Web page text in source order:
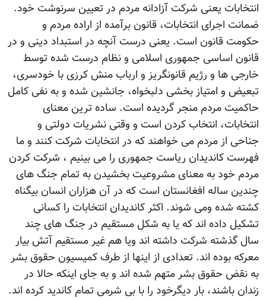
انتخابات يعنی شرکت آزادانه مردم در تعيين سرنوشت خود.
ضمانت اجرای انتخابات، قانون برآمده از اراده مردم و
حکومت قانون است. يعنی درست آنچه در استبداد دينی و در
قانون اساسی جمهوری اسلامی و نظام درست شده توسط
خارجی ها و رژیم قانونگریز و ارباب منش کرزی با خودسری،
تبعيض و امتیاز بخشی دلبخواه، جانشين شده و به نفی کامل
حاکميت مردم منجر گرديده است. ساده ترین معنای
انتخابات، انتخاب کردن است و وقتی نشریات دولتی و
جناحی از مردم می خواهند که در انتخابات شرکت کنند و ما
فهرست کاندیدان ریاست جمهوری را می بینیم ، شرکت کردن
مردم خود به معنای مشروعیت بخشیدن به تمام جنگ های
چندین ساله افغانستان است که در آن هزاران انسان بیگناه
کشته شده ومی شوند. اکثر کاندیدان انتخابات را کسانی
تشکیل داده اند که یا به شکل مستقیم در جنگ های چند
سال گذشته شرکت داشته اند ویا هم غیر مستقیم آتش بیار
معرکه بوده اند. تعدادی از اینها از طرف کمیسیون حقوق بشر
به نقض حقوق بشر متهم شده اند و به جای اینکه حالا در
زندان باشند، بار دیگرخود را با بی شرمی تمام کاندید کرده اند.